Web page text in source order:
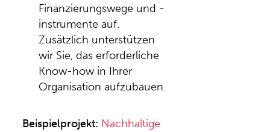
Finanzierungswege und -
instrumente auf.
Zusätzlich unterstützen
wir Sie, das erforderliche
Know-how in Ihrer
Organisation aufzubauen.
Beispielprojekt: Nachhaltige